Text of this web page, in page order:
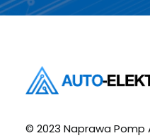
© 2023 Naprawa Pomp